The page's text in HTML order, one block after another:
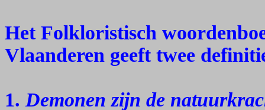
Het Folkloristisch
Vlaanderen geeft twee
1. Demonen zijn de